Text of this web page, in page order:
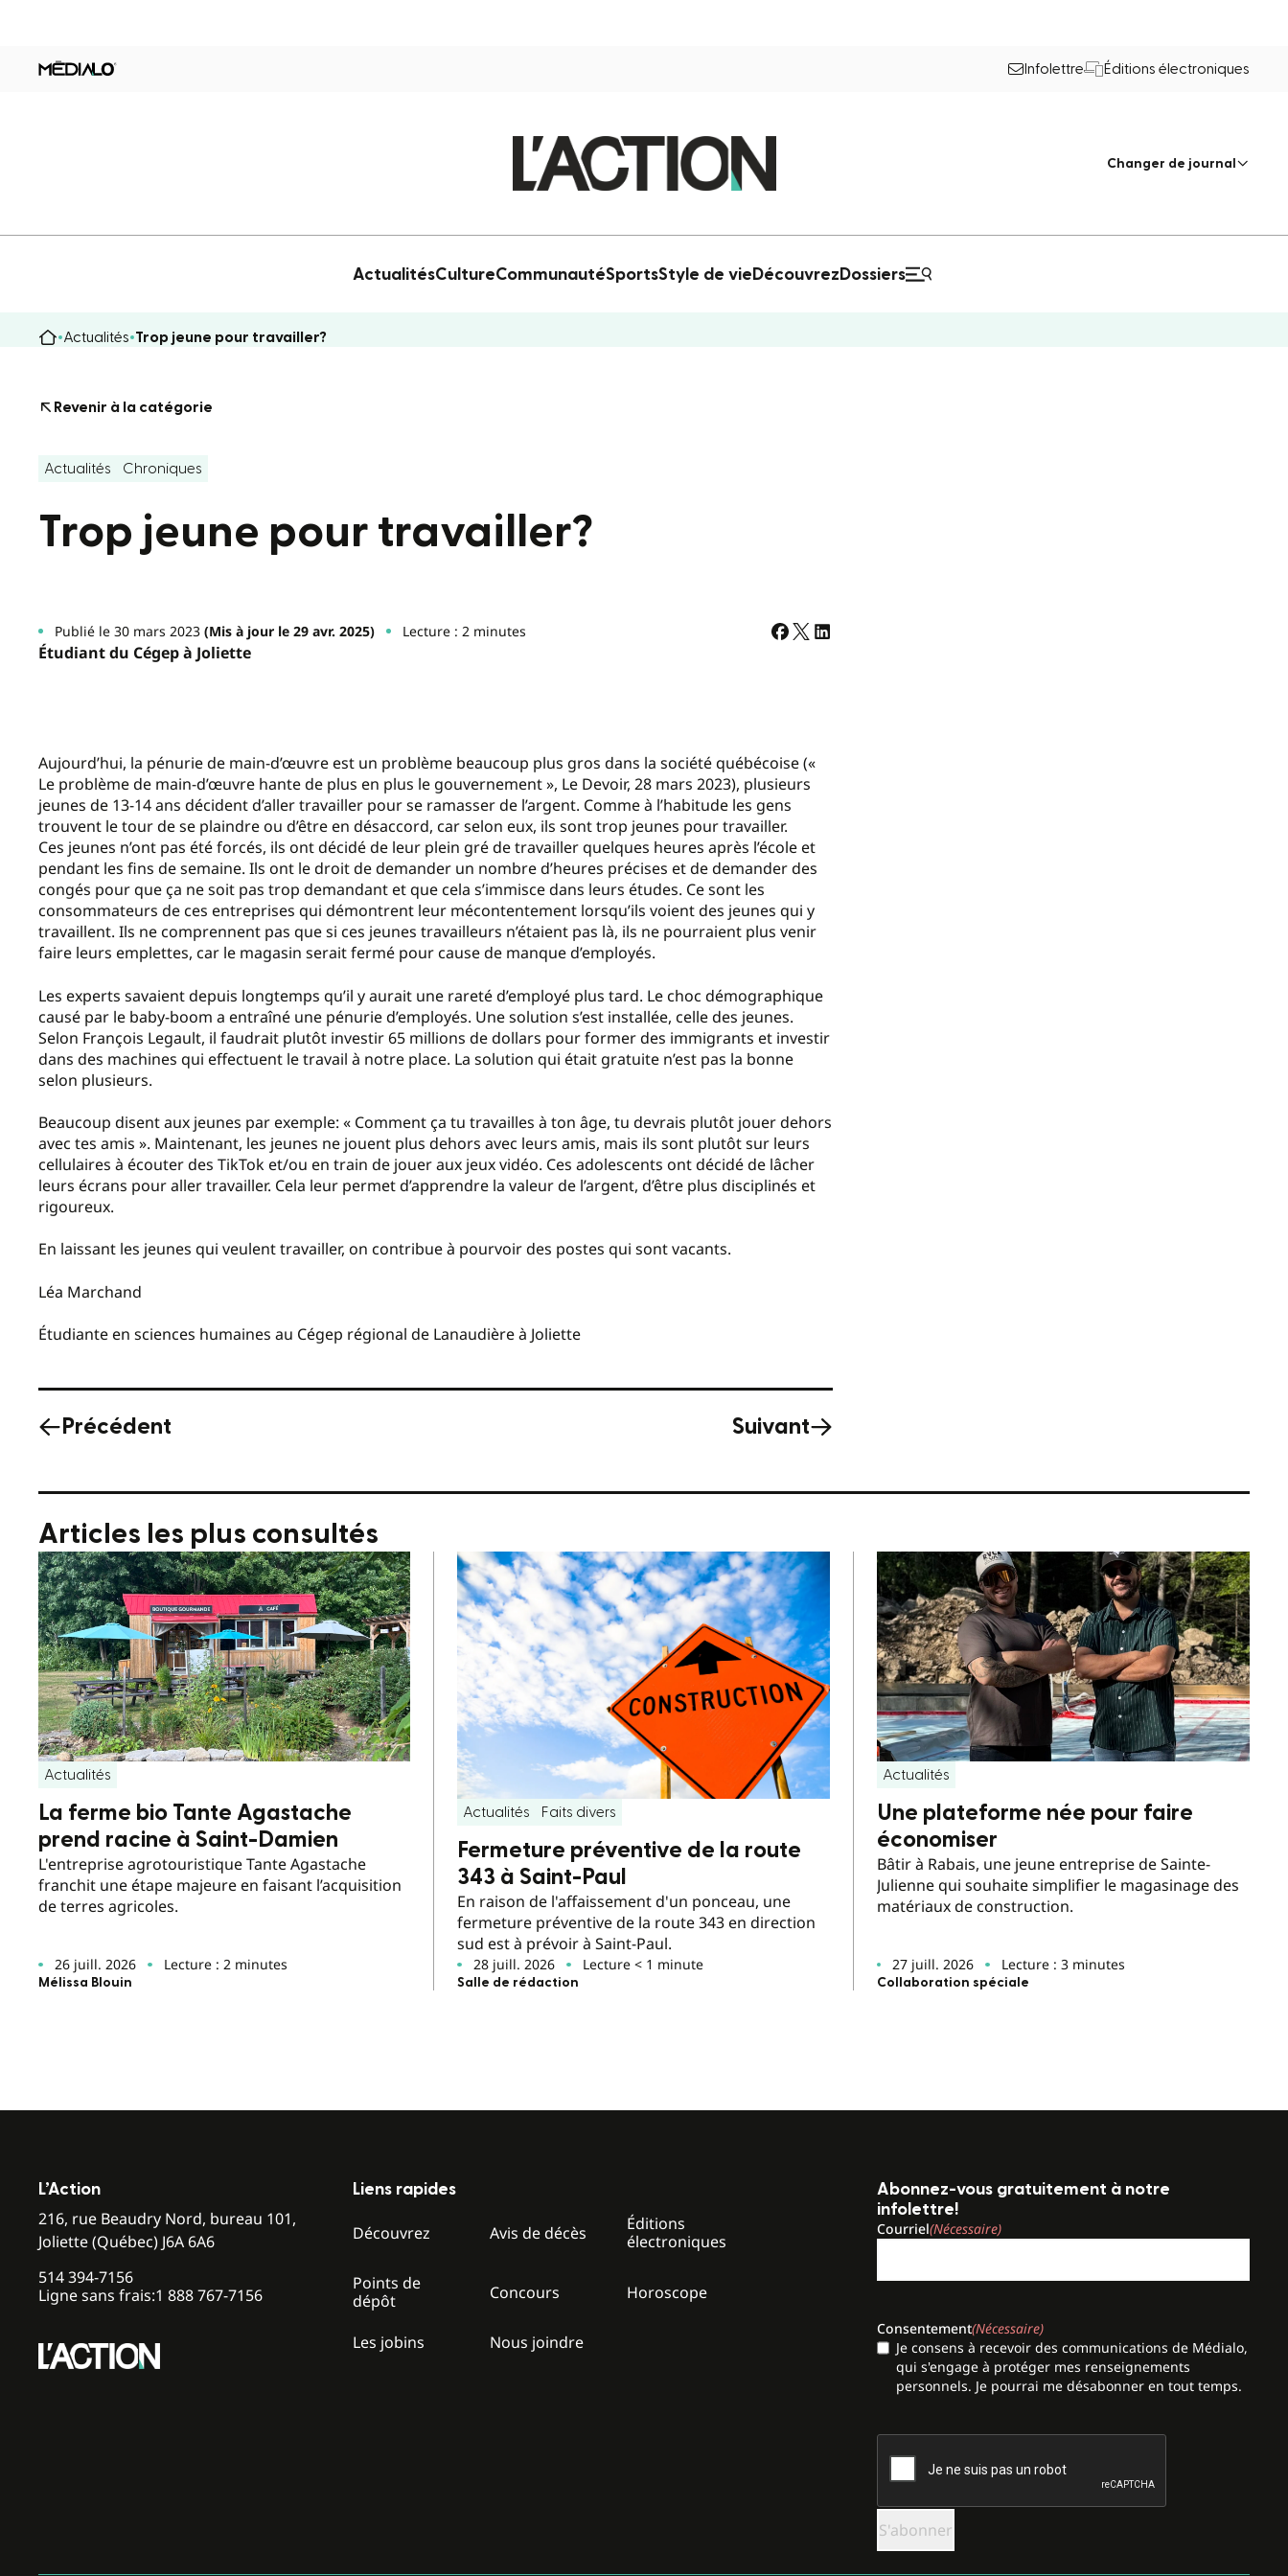
Infolettre Éditions électroniques
Changer de journal
ActualitésCultureCommunautéSportsStyle de vie Découvrez Dossiers
Actualités Trop jeune pour travailler?
Revenir à la catégorie
Actualités Chroniques
Trop jeune pour travailler?
Publié le 30 mars 2023(Mis à jour le 29 avr. 2025) Lecture : 2 minutes
Étudiant du Cégep à Joliette
Aujourd’hui, la pénurie de main-d’œuvre est un problème beaucoup plus gros dans la société québécoise («
Le problème de main-d’œuvre hante de plus en plus le gouvernement », Le Devoir, 28 mars 2023), plusieurs
jeunes de 13-14 ans décident d’aller travailler pour se ramasser de l’argent. Comme à l’habitude les gens
trouvent le tour de se plaindre ou d’être en désaccord, car selon eux, ils sont trop jeunes pour travailler.
Ces jeunes n’ont pas été forcés, ils ont décidé de leur plein gré de travailler quelques heures après l’école et
pendant les fins de semaine. Ils ont le droit de demander un nombre d’heures précises et de demander des
congés pour que ça ne soit pas trop demandant et que cela s’immisce dans leurs études. Ce sont les
consommateurs de ces entreprises qui démontrent leur mécontentement lorsqu’ils voient des jeunes qui y
travaillent. Ils ne comprennent pas que si ces jeunes travailleurs n’étaient pas là, ils ne pourraient plus venir
faire leurs emplettes, car le magasin serait fermé pour cause de manque d’employés.
Les experts savaient depuis longtemps qu’il y aurait une rareté d’employé plus tard. Le choc démographique
causé par le baby-boom a entraîné une pénurie d’employés. Une solution s’est installée, celle des jeunes.
Selon François Legault, il faudrait plutôt investir 65 millions de dollars pour former des immigrants et investir
dans des machines qui effectuent le travail à notre place. La solution qui était gratuite n’est pas la bonne
selon plusieurs.
Beaucoup disent aux jeunes par exemple: « Comment ça tu travailles à ton âge, tu devrais plutôt jouer dehors
avec tes amis ». Maintenant, les jeunes ne jouent plus dehors avec leurs amis, mais ils sont plutôt sur leurs
cellulaires à écouter des TikTok et/ou en train de jouer aux jeux vidéo. Ces adolescents ont décidé de lâcher
leurs écrans pour aller travailler. Cela leur permet d’apprendre la valeur de l’argent, d’être plus disciplinés et
rigoureux.
En laissant les jeunes qui veulent travailler, on contribue à pourvoir des postes qui sont vacants.
Léa Marchand
Étudiante en sciences humaines au Cégep régional de Lanaudière à Joliette
Précédent Suivant
Articles les plus consultés
Actualités
La ferme bio Tante Agastache
prend racine à Saint-Damien
L'entreprise agrotouristique Tante Agastache
franchit une étape majeure en faisant l’acquisition
de terres agricoles.
26 juill. 2026 Lecture : 2 minutes
Mélissa Blouin
Actualités Faits divers
Fermeture préventive de la route
343 à Saint-Paul
En raison de l'affaissement d'un ponceau, une
fermeture préventive de la route 343 en direction
sud est à prévoir à Saint-Paul.
28 juill. 2026 Lecture < 1 minute
Salle de rédaction
Actualités
Une plateforme née pour faire
économiser
Bâtir à Rabais, une jeune entreprise de Sainte-
Julienne qui souhaite simplifier le magasinage des
matériaux de construction.
27 juill. 2026 Lecture : 3 minutes
Collaboration spéciale
L’Action
216, rue Beaudry Nord, bureau 101,
Joliette (Québec) J6A 6A6
514 394-7156
Ligne sans frais:1 888 767-7156
Liens rapides
Découvrez Avis de décès
Éditions
électroniques
Points de
dépôt
Concours Horoscope
Les jobins Nous joindre
Abonnez-vous gratuitement à notre
infolettre!
Courriel(Nécessaire)
Consentement(Nécessaire)
Je consens à recevoir des communications de Médialo,
qui s'engage à protéger mes renseignements
personnels. Je pourrai me désabonner en tout temps.
CAPTCHA